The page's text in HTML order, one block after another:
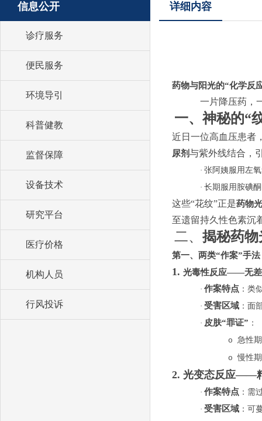
信息公开
诊疗服务
便民服务
环境导引
科普健教
监督保障
设备技术
研究平台
医疗价格
机构人员
行风投诉
详细内容
药物与阳光的“化学反
一片降压药，
一、神秘的“
近日一位高血压患者
尿剂与紫外线结合，
· 张阿姨服用左
· 长期服用胺碘
这些“花纹”正是药物
至遗留持久性色素沉
二、 揭秘药
第一、 两类“作案”手法
1. 光毒性反应——无
· 作案特点 ：类
· 受害区域：面
· 皮肤“罪证” ：
o 急性
o慢性
2. 光变态反应——
· 作案特点 ：需
· 受害区域：可